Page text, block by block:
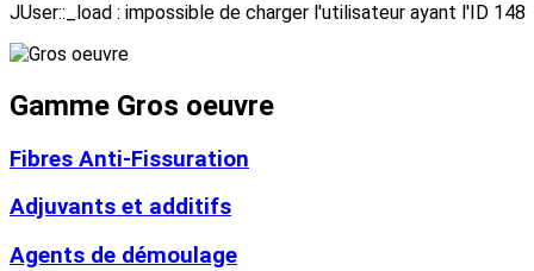
JUser::_load : impossible de charger l'utilisateur ayant l'ID 148
Gamme Gros oeuvre
Fibres Anti-Fissuration
Adjuvants et additifs
Agents de démoulage